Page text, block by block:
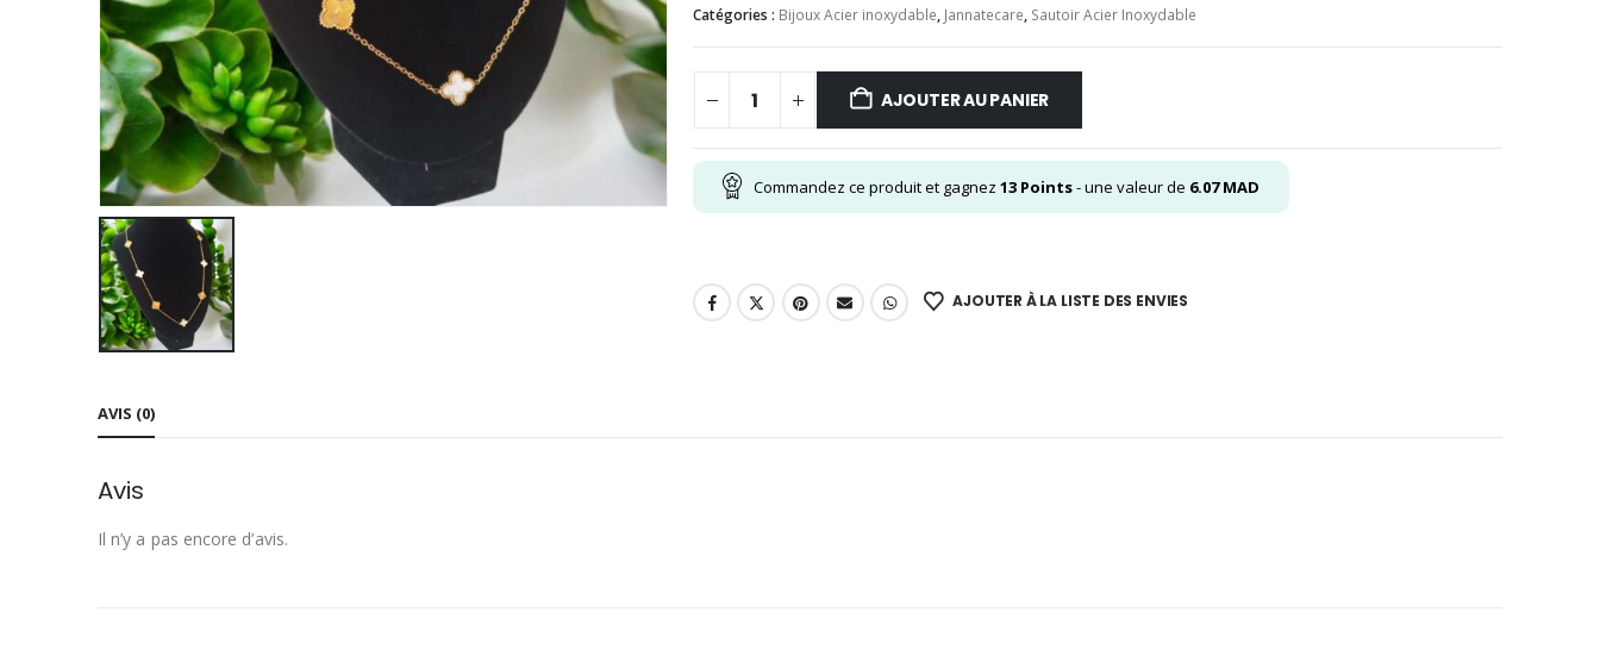
Catégories : Bijoux Acier inoxydable, Jannatecare, Sautoir Acier Inoxydable
AJOUTER AU PANIER
Commandez ce produit et gagnez 13 Points- une valeur de 6.07MAD
AJOUTER À LA LISTE DES ENVIES
AVIS (0)
Avis
Il n’y a pas encore d’avis.